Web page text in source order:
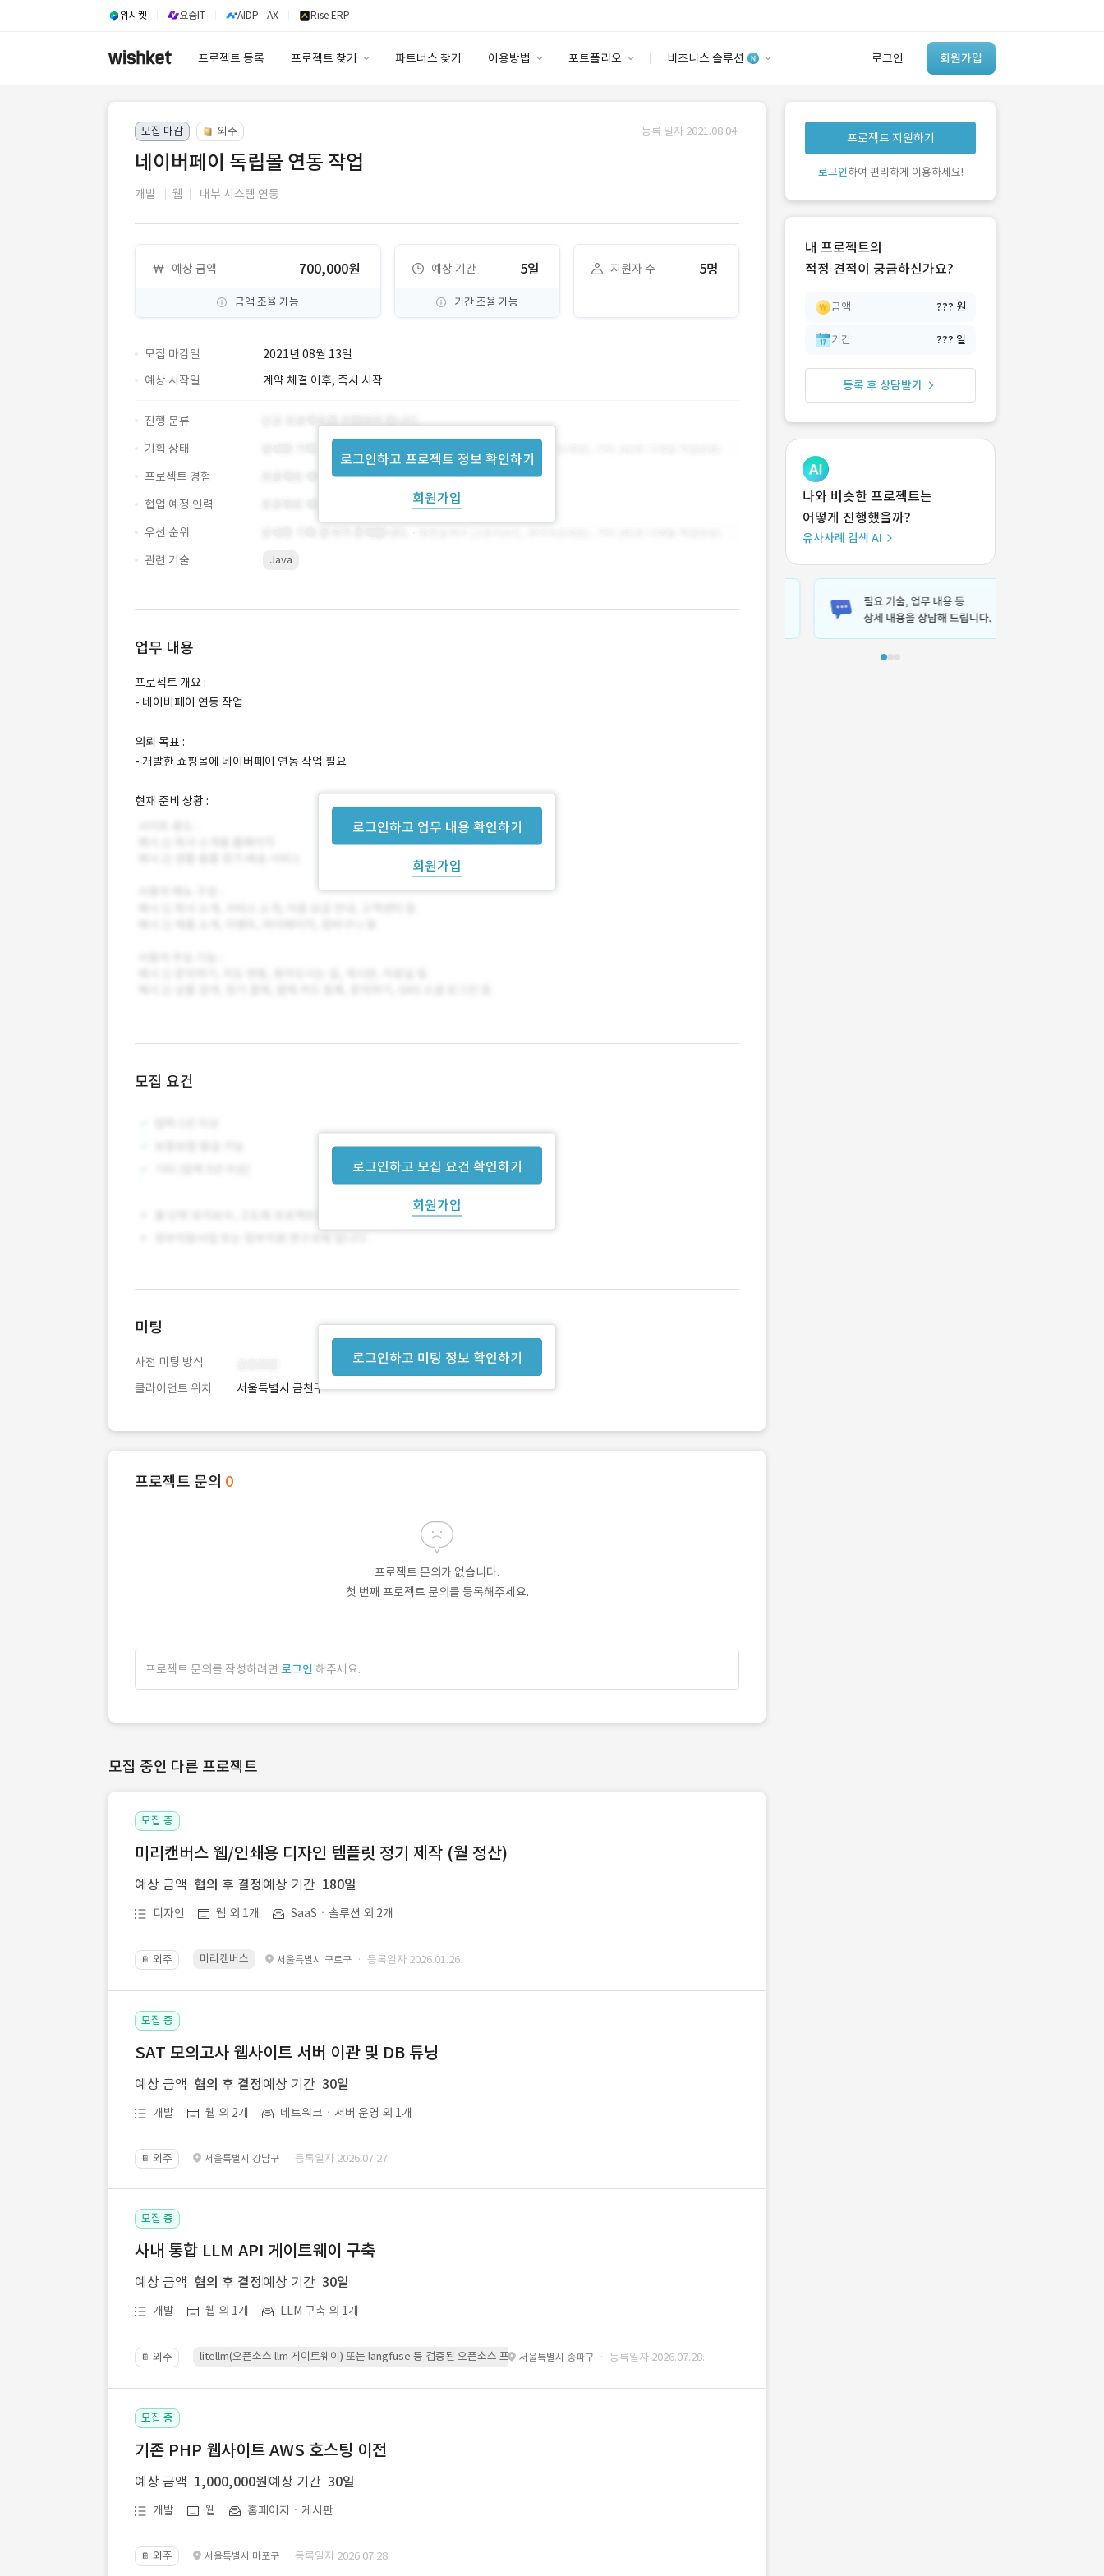
위시켓 요즘IT AIDP - AX Rise ERP
프로젝트 등록 프로젝트 찾기 파트너스 찾기 이용방법 포트폴리오 비즈니스 솔루션 로그인 회원가입
안심 코드 케어
유사사례 검색 AI
‘이런 거’ 만들어본
개발 회사 있어?
모집 마감 외주 등록 일자 2021.08.04.
네이버페이 독립몰 연동 작업
개발 웹 내부 시스템 연동
예상 금액 700,000원
금액 조율 가능
예상 기간 5일
기간 조율 가능
지원자 수 5명
모집 마감일 2021년 08월 13일
로그인하고 프로젝트 정보 확인하기
회원가입
예상 시작일 계약 체결 이후, 즉시 시작
진행 분류
기획 상태
프로젝트 경험
협업 예정 인력
우선 순위
관련 기술
Java
업무 내용
로그인하고 업무 내용 확인하기
회원가입
프로젝트 개요 :
- 네이버페이 연동 작업
의뢰 목표 :
- 개발한 쇼핑몰에 네이버페이 연동 작업 필요
현재 준비 상황 :
모집 요건
로그인하고 모집 요건 확인하기
회원가입
로그인하고 미팅 정보 확인하기
미팅
사전 미팅 방식
클라이언트 위치
서울특별시 금천구
프로젝트 문의 0
프로젝트 문의가 없습니다.
첫 번째 프로젝트 문의를 등록해주세요.
프로젝트 문의를 작성하려면 로그인 해주세요.
모집 중인 다른 프로젝트
모집 중
미리캔버스 웹/인쇄용 디자인 템플릿 정기 제작 (월 정산)
예상 금액 협의 후 결정 예상 기간 180일
디자인 웹 외 1개 SaaSㆍ솔루션 외 2개
📔 외주 미리캔버스 서울특별시 구로구 · 등록일자 2026.01.26.
모집 중
SAT 모의고사 웹사이트 서버 이관 및 DB 튜닝
예상 금액 협의 후 결정 예상 기간 30일
개발 웹 외 2개 네트워크ㆍ서버 운영 외 1개
📔 외주 서울특별시 강남구 · 등록일자 2026.07.27.
모집 중
사내 통합 LLM API 게이트웨이 구축
예상 금액 협의 후 결정 예상 기간 30일
개발 웹 외 1개 LLM 구축 외 1개
📔 외주 litellm(오픈소스 llm 게이트웨이) 또는 langfuse 등 검증된 오픈소스 프레임워크를 기반으로 시스템을 구축
서울특별시 송파구 · 등록일자 2026.07.28.
모집 중
기존 PHP 웹사이트 AWS 호스팅 이전
예상 금액 1,000,000원 예상 기간 30일
개발 웹 홈페이지ㆍ게시판
📔 외주 서울특별시 마포구 · 등록일자 2026.07.28.
프로젝트 지원하기
로그인하여 편리하게 이용하세요!
내 프로젝트의
적정 견적이 궁금하신가요?
금액 ??? 원
기간 ??? 일
등록 후 상담받기
나와 비슷한 프로젝트는
어떻게 진행했을까?
유사사례 검색 AI